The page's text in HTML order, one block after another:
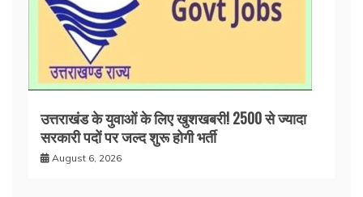
उत्तराखंड के युवाओं के लिए खुशखबरी! 2500 से ज्यादा
सरकारी पदों पर जल्द शुरू होगी भर्ती
August 6, 2026